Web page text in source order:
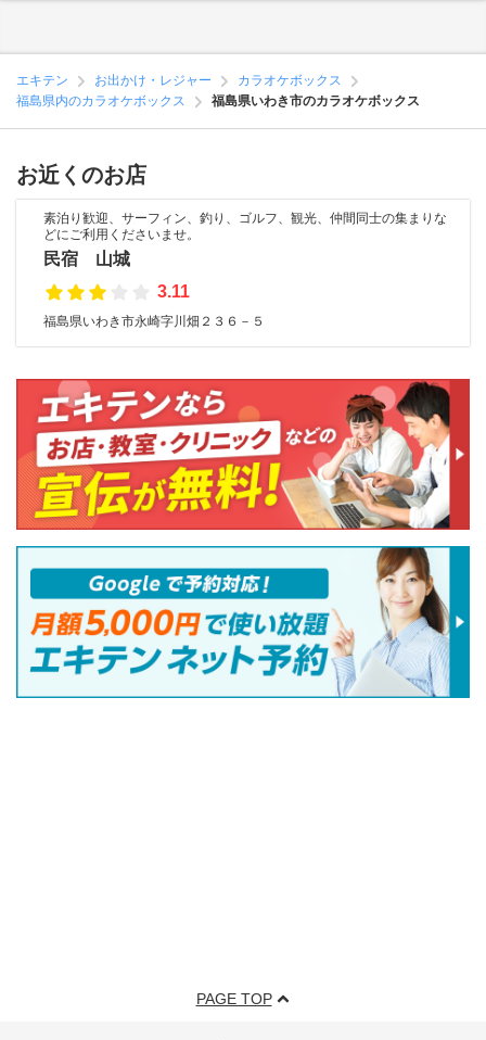
エキテン お出かけ・レジャー
カラオケボックス
福島県内のカラオケボックス
福島県いわき市のカラオケボックス
お近くのお店
素泊り歓迎、サーフィン、釣り、ゴルフ、観光、仲間同士の集まりな
どにご利用くださいませ。
民宿 山城
3.11
福島県いわき市永崎字川畑２３６－５
PAGE TOP